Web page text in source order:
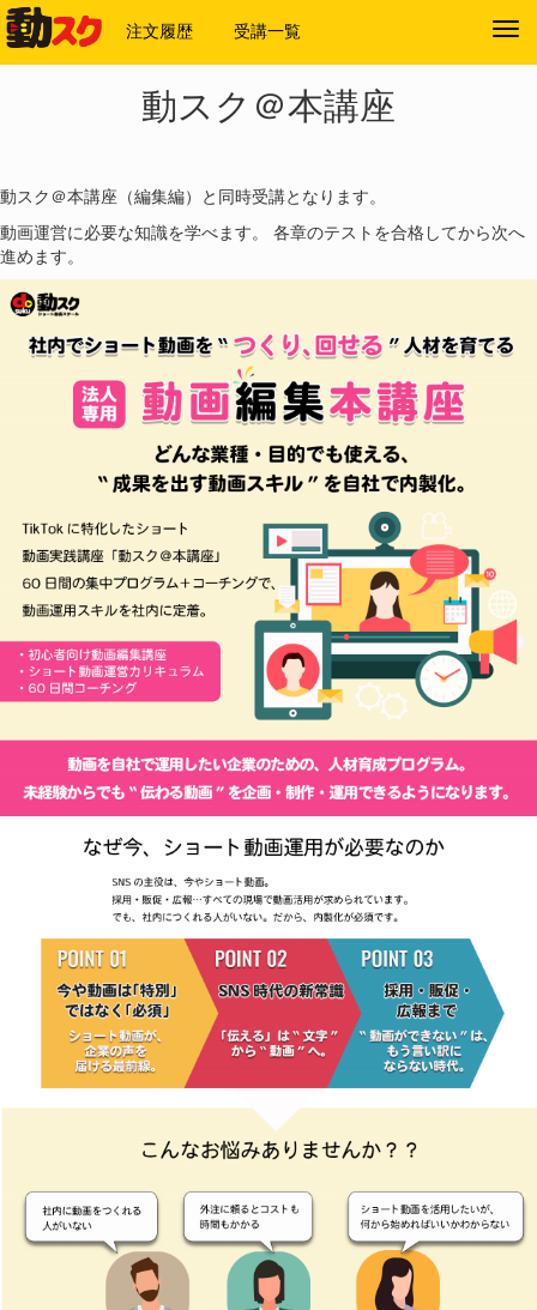
注文履歴 受講一覧
動スク＠本講座
動スク＠本講座（編集編）と同時受講となります。
動画運営に必要な知識を学べます。 各章のテストを合格してから次へ
進めます。